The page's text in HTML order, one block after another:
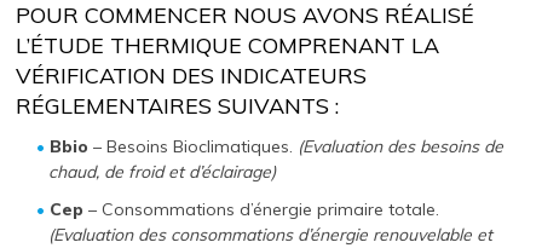
POUR COMMENCER NOUS AVONS RÉALISÉ
L’ÉTUDE THERMIQUE COMPRENANT LA
VÉRIFICATION DES INDICATEURS
RÉGLEMENTAIRES SUIVANTS :
Bbio – Besoins Bioclimatiques. (Evaluation des besoins de
chaud, de froid et d’éclairage)
Cep – Consommations d’énergie primaire totale.
(Evaluation des consommations d’énergie renouvelable et